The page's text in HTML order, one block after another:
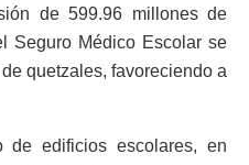
de 599.96 millones de
Seguro Médico Escolar se
quetzales, favoreciendo a
de edificios escolares, en